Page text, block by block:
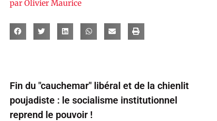
par Olivier Maurice
Fin du "cauchemar" libéral et de la chienlit
poujadiste : le socialisme institutionnel
reprend le pouvoir !